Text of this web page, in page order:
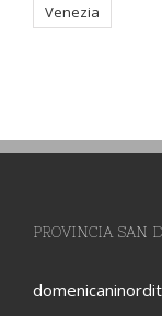
Venezia
PROVINCIA SAN